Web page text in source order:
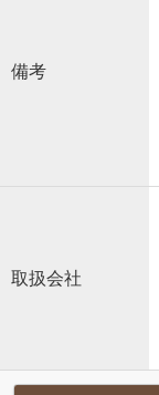
備考
取扱会社